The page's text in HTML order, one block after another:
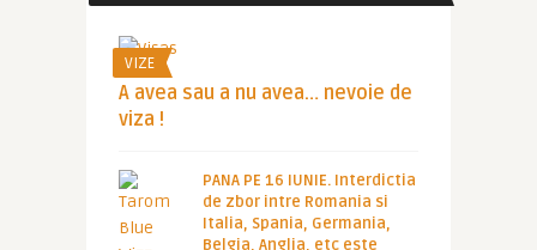
VIZE
A avea sau a nu avea… nevoie de
viza !
PANA PE 16 IUNIE. Interdictia
de zbor intre Romania si
Italia, Spania, Germania,
Belgia, Anglia, etc este